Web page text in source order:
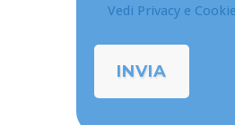
Vedi Privacy e